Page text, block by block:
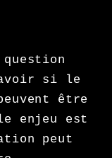
si le
être
enjeu est
peut